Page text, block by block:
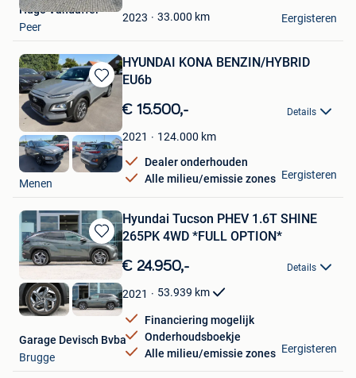
Favorieten
2023 33.000 km
Hugo Vanduffel
Peer
Eergisteren
Bewaren
in
Mijn
Favorieten
HYUNDAI KONA BENZIN/HYBRID
EU6b
€ 15.500,- Details
2021 124.000 km
Dealer onderhouden
Alle milieu/emissie zones
BK Cars
Menen
Eergisteren
Bewaren
in
Favorieten
Hyundai Tucson PHEV 1.6T SHINE
265PK 4WD *FULL OPTION*
€ 24.950,- Details
2021 53.939 km
Financiering mogelijk
Onderhoudsboekje
Alle milieu/emissie zones
Garage Devisch Bvba
Brugge
Eergisteren